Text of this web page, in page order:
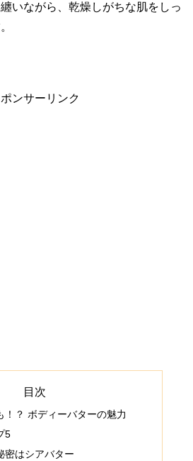
いながら、乾燥しがちな肌をしっ
ンサーリンク
目次
！？ ボディーバターの魅力
5
密はシアバター